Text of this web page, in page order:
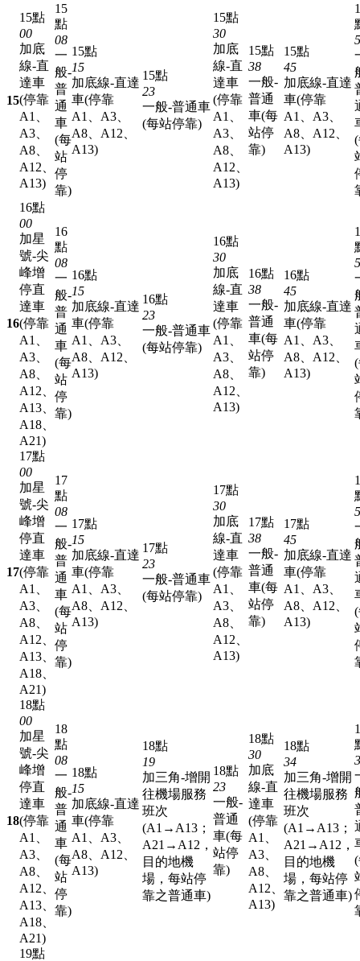
15
15點
00
加底
線-直
達車
(停靠
A1、
A3、
A8、
A12、
A13)
15
點
08
一
般-
普
通
車
(每
站
停
靠)
15點
15
加底線-直達
車(停靠
A1、A3、
A8、A12、
A13)
15點
23
一般-普通車
(每站停靠)
15點
30
加底
線-直
達車
(停靠
A1、
A3、
A8、
A12、
A13)
15點
38
一般-
普通
車(每
站停
靠)
15點
45
加底線-直達
車(停靠
A1、A3、
A8、A12、
A13)
16
16點
00
加星
號-尖
峰增
停直
達車
(停靠
A1、
A3、
A8、
A12、
A13、
A18、
A21)
16
點
08
一
般-
普
通
車
(每
站
停
靠)
16點
15
加底線-直達
車(停靠
A1、A3、
A8、A12、
A13)
16點
23
一般-普通車
(每站停靠)
16點
30
加底
線-直
達車
(停靠
A1、
A3、
A8、
A12、
A13)
16點
38
一般-
普通
車(每
站停
靠)
16點
45
加底線-直達
車(停靠
A1、A3、
A8、A12、
A13)
17
17點
00
加星
號-尖
峰增
停直
達車
(停靠
A1、
A3、
A8、
A12、
A13、
A18、
A21)
17
點
08
一
般-
普
通
車
(每
站
停
靠)
17點
15
加底線-直達
車(停靠
A1、A3、
A8、A12、
A13)
17點
23
一般-普通車
(每站停靠)
17點
30
加底
線-直
達車
(停靠
A1、
A3、
A8、
A12、
A13)
17點
38
一般-
普通
車(每
站停
靠)
17點
45
加底線-直達
車(停靠
A1、A3、
A8、A12、
A13)
18
18點
00
加星
號-尖
峰增
停直
達車
(停靠
A1、
A3、
A8、
A12、
A13、
A18、
A21)
18
點
08
一
般-
普
通
車
(每
站
停
靠)
18點
15
加底線-直達
車(停靠
A1、A3、
A8、A12、
A13)
18點
19
加三角-增開
往機場服務
班次
(A1→A13；
A21→A12，
目的地機
場，每站停
靠之普通車)
18點
23
一般-
普通
車(每
站停
靠)
18點
30
加底
線-直
達車
(停靠
A1、
A3、
A8、
A12、
A13)
18點
34
加三角-增開
往機場服務
班次
(A1→A13；
A21→A12，
目的地機
場，每站停
靠之普通車)
19點